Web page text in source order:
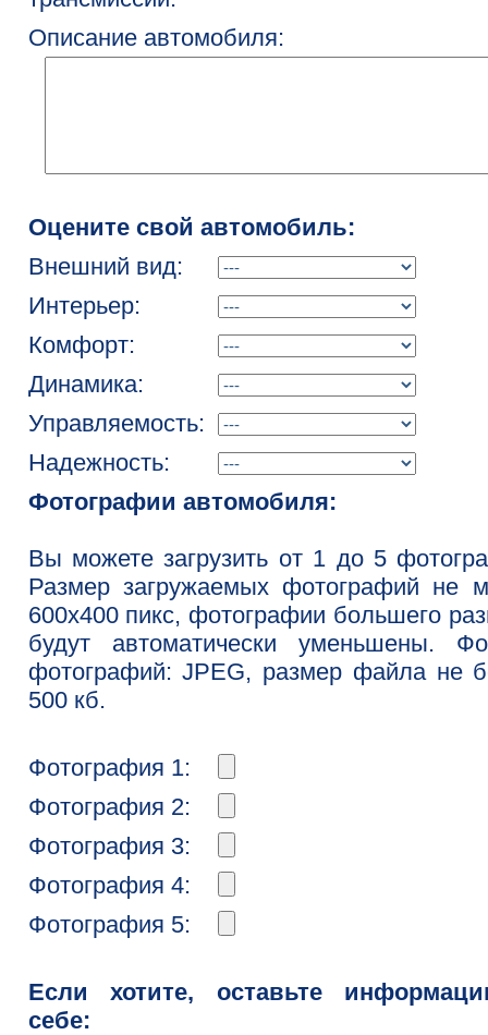
Описание автомобиля:
Оцените свой автомобиль:
Внешний вид:
Интерьер:
Комфорт:
Динамика:
Управляемость:
Надежность:
Фотографии автомобиля:
Вы можете загрузить от 1 до 5
Размер загружаемых фотографий не
600x400 пикс, фотографии большего
будут автоматически уменьшены.
фотографий: JPEG, размер файла не
500 кб.
Фотография 1:
Фотография 2:
Фотография 3:
Фотография 4:
Фотография 5:
Если хотите, оставьте
себе: